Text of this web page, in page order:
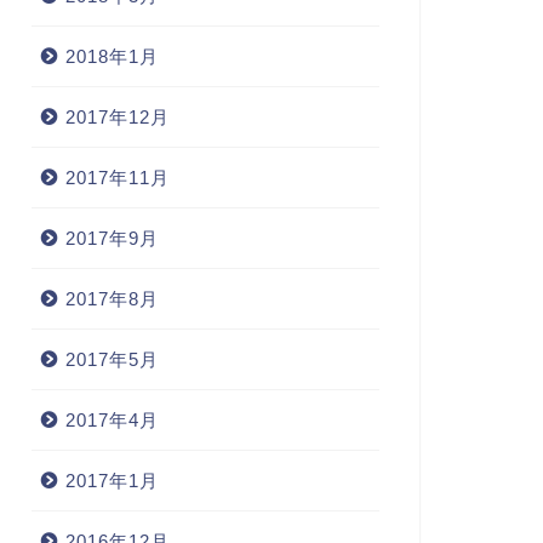
2018年1月
2017年12月
2017年11月
2017年9月
2017年8月
2017年5月
2017年4月
2017年1月